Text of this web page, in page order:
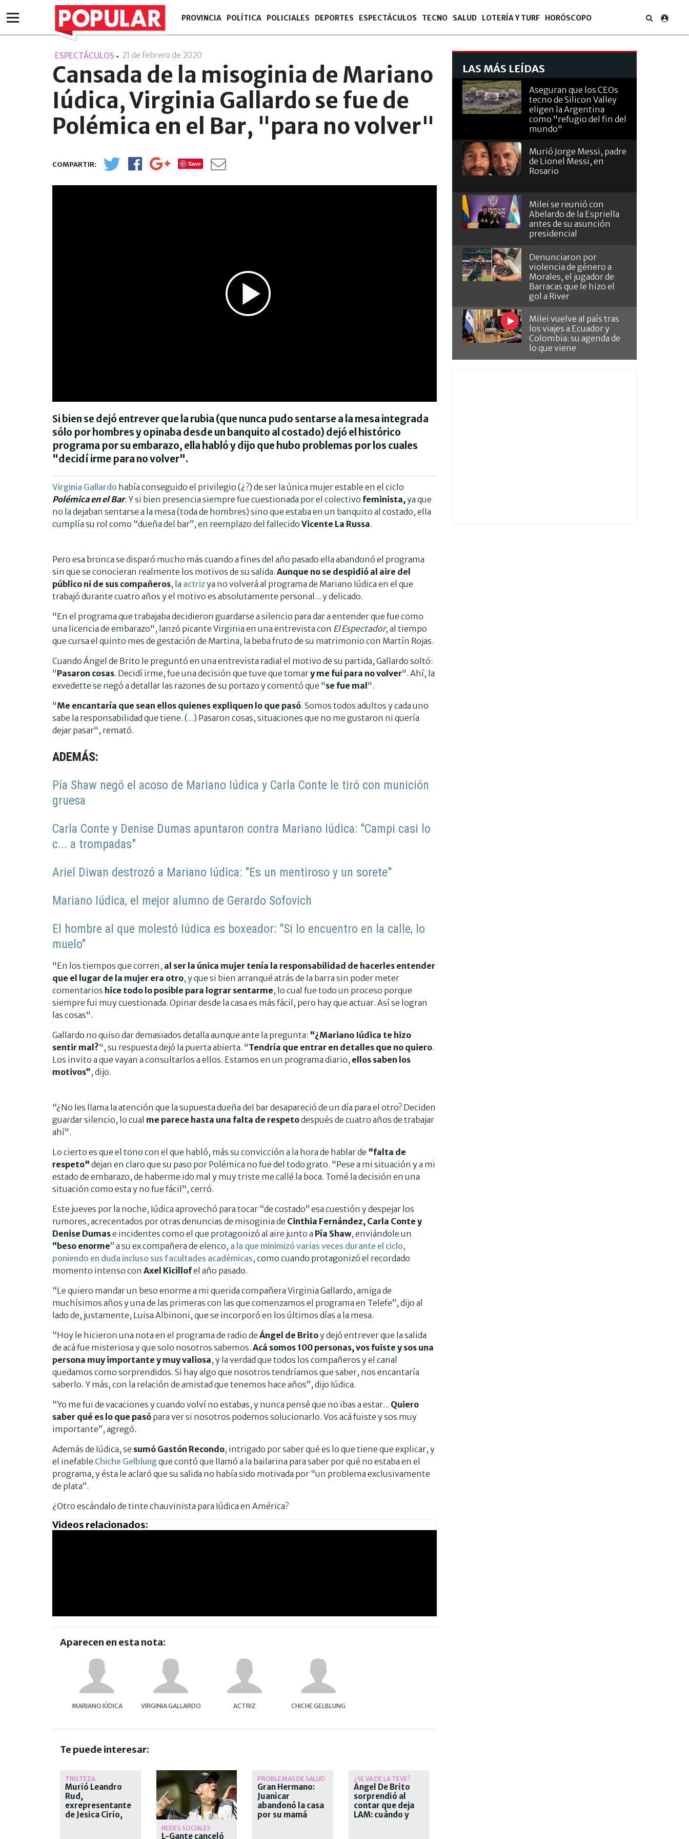
PROVINCIA POLÍTICA POLICIALES DEPORTES ESPECTÁCULOS TECNO SALUD LOTERÍA Y TURF HORÓSCOPO
ESPECTÁCULOS 21 de febrero de 2020
Cansada de la misoginia de Mariano
Iúdica, Virginia Gallardo se fue de
Polémica en el Bar, "para no volver"
Save
Play
Si bien se dejó entrever que la rubia (que nunca pudo sentarse a la mesa integrada
sólo por hombres y opinaba desde un banquito al costado) dejó el histórico
programa por su embarazo, ella habló y dijo que hubo problemas por los cuales
"decidí irme para no volver".
Virginia Gallardo había conseguido el privilegio (¿?) de ser la única mujer estable en el ciclo
Polémica en el Bar. Y si bien presencia siempre fue cuestionada por el colectivo feminista, ya que
no la dejaban sentarse a la mesa (toda de hombres) sino que estaba en un banquito al costado, ella
cumplía su rol como “dueña del bar”, en reemplazo del fallecido Vicente La Russa.
Pero esa bronca se disparó mucho más cuando a fines del año pasado ella abandonó el programa
sin que se conocieran realmente los motivos de su salida. Aunque no se despidió al aire del
público ni de sus compañeros, la actrizya no volverá al programa de Mariano Iúdica en el que
trabajó durante cuatro años y el motivo es absolutamente personal... y delicado.
"En el programa que trabajaba decidieron guardarse a silencio para dar a entender que fue como
una licencia de embarazo", lanzó picante Virginia en una entrevista con El Espectador, al tiempo
que cursa el quinto mes de gestación de Martina, la beba fruto de su matrimonio con Martín Rojas.
Cuando Ángel de Brito le preguntó en una entrevista radial el motivo de su partida, Gallardo soltó:
"Pasaron cosas. Decidí irme, fue una decisión que tuve que tomary me fui para no volver". Ahí, la
exvedette se negó a detallar las razones de su portazo y comentó que "se fue mal".
"Me encantaría que sean ellos quienes expliquen lo que pasó. Somos todos adultos y cada uno
sabe la responsabilidad que tiene. (...) Pasaron cosas, situaciones que no me gustaron ni quería
dejar pasar", remató.
ADEMÁS:
Pía Shaw negó el acoso de Mariano Iúdica y Carla Conte le tiró con munición
gruesa
Carla Conte y Denise Dumas apuntaron contra Mariano Iúdica: "Campi casi lo
c... a trompadas"
Ariel Diwan destrozó a Mariano Iúdica: "Es un mentiroso y un sorete"
Mariano Iúdica, el mejor alumno de Gerardo Sofovich
El hombre al que molestó Iúdica es boxeador: "Si lo encuentro en la calle, lo
muelo"
"En los tiempos que corren, al ser la única mujer tenía la responsabilidad de hacerles entender
que el lugar de la mujer era otro, y que si bien arranqué atrás de la barra sin poder meter
comentarios hice todo lo posible para lograr sentarme, lo cual fue todo un proceso porque
siempre fui muy cuestionada. Opinar desde la casa es más fácil, pero hay que actuar. Así se logran
las cosas".
Gallardo no quiso dar demasiados detalla aunque ante la pregunta: "¿Mariano Iúdica te hizo
sentir mal?", su respuesta dejó la puerta abierta. "Tendría que entrar en detalles que no quiero.
Los invito a que vayan a consultarlos a ellos. Estamos en un programa diario, ellos saben los
motivos”, dijo.
“¿No les llama la atención que la supuesta dueña del bar desapareció de un día para el otro? Deciden
guardar silencio, lo cual me parece hasta una falta de respetodespués de cuatro años de trabajar
ahí".
Lo cierto es que el tono con el que habló, más su convicción a la hora de hablar de "falta de
respeto" dejan en claro que su paso por Polémica no fue del todo grato. "Pese a mi situación y a mi
estado de embarazo, de haberme ido mal y muy triste me callé la boca. Tomé la decisión en una
situación como esta y no fue fácil", cerró.
Este jueves por la noche, Iúdica aprovechó para tocar “de costado” esa cuestión y despejar los
rumores, acrecentados por otras denuncias de misoginia de Cinthia Fernández, Carla Conte y
Denise Dumase incidentes como el que protagonizó al aire junto a Pía Shaw, enviándole un
“beso enorme” a su ex compañera de elenco, a la que minimizó varias veces durante el ciclo,
poniendo en duda incluso sus facultades académicas, como cuando protagonizó el recordado
momento intenso con Axel Kicillofel año pasado.
“Le quiero mandar un beso enorme a mi querida compañera Virginia Gallardo, amiga de
muchísimos años y una de las primeras con las que comenzamos el programa en Telefe”, dijo al
lado de, justamente, Luisa Albinoni, que se incorporó en los últimos días a la mesa.
“Hoy le hicieron una nota en el programa de radio de Ángel de Britoy dejó entrever que la salida
de acá fue misteriosa y que solo nosotros sabemos. Acá somos 100 personas, vos fuiste y sos una
persona muy importante y muy valiosa, y la verdad que todos los compañeros y el canal
quedamos como sorprendidos. Si hay algo que nosotros tendríamos que saber, nos encantaría
saberlo. Y más, con la relación de amistad que tenemos hace años”, dijo Iúdica.
“Yo me fui de vacaciones y cuando volví no estabas, y nunca pensé que no ibas a estar... Quiero
saber qué es lo que pasó para ver si nosotros podemos solucionarlo. Vos acá fuiste y sos muy
importante”, agregó.
Además de Iúdica, se sumó Gastón Recondo, intrigado por saber qué es lo que tiene que explicar, y
el inefable Chiche Gelblungque contó que llamó a la bailarina para saber por qué no estaba en el
programa, y ésta le aclaró que su salida no había sido motivada por “un problema exclusivamente
de plata”.
¿Otro escándalo de tinte chauvinista para Iúdica en América?
Videos relacionados:
Aparecen en esta nota:
MARIANO IÚDICA VIRGINIA GALLARDO ACTRIZ CHICHE GELBLUNG
Te puede interesar:
TRISTEZA.
Murió Leandro
Rud,
exrepresentante
de Jesica Cirio,
REDES SOCIALES
L-Gante canceló
PROBLEMAS DE SALUD
Gran Hermano:
Juanicar
abandonó la casa
por su mamá
¿SE VA DE LA TEVÉ?
Ángel De Brito
sorprendió al
contar que deja
LAM: cuándo y
LAS MÁS LEÍDAS
Aseguran que los CEOs
tecno de Silicon Valley
eligen la Argentina
como "refugio del fin del
mundo"
Murió Jorge Messi, padre
de Lionel Messi, en
Rosario
Milei se reunió con
Abelardo de la Espriella
antes de su asunción
presidencial
Denunciaron por
violencia de género a
Morales, el jugador de
Barracas que le hizo el
gol a River
Milei vuelve al país tras
los viajes a Ecuador y
Colombia: su agenda de
lo que viene